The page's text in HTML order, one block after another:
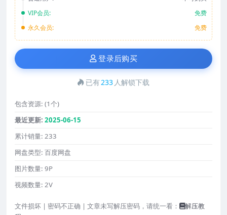
VIP会员:
免费
永久会员:
免费
登录后购买
已有233 人解锁下载
包含资源: (1个)
最近更新: 2025-06-15
累计销量: 233
网盘类型: 百度网盘
图片数量: 9P
视频数量: 2V
文件损坏 | 密码不正确 | 文章未写解压密码，请统一看：
解压教